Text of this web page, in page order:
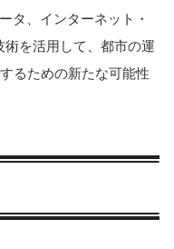
タ、インターネット・
を活用して、都市の運
るための新たな可能性